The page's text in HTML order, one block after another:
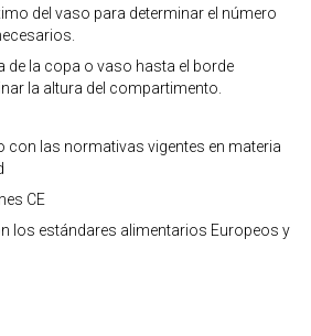
del vaso para determinar el número
de la copa o vaso hasta el borde
la altura del compartimento.
con las normativas vigentes en materia
CE
los estándares alimentarios Europeos y